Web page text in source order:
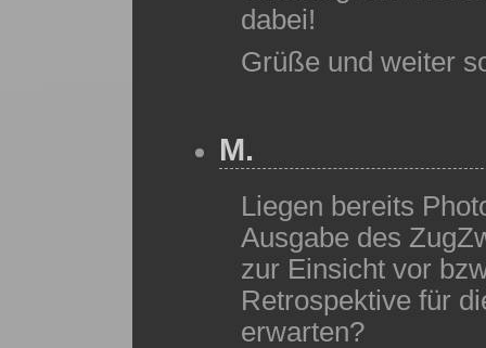
dabei!
Grüße und weiter
M.
Liegen bereits
Ausgabe des
zur Einsicht vor
Retrospektive für
erwarten?